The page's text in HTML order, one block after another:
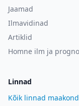
Jaamad
Ilmavidinad
Artiklid
Homne ilm ja
Linnad
Kõik linnad